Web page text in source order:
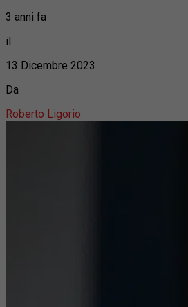
3 anni fa
il
13 Dicembre 2023
Da
Roberto Ligorio